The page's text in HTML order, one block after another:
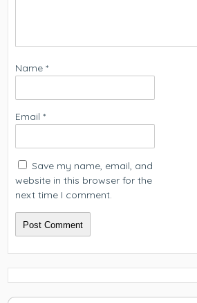
Name*
Email*
Save my name, email, and
website in this browser for the
next time I comment.